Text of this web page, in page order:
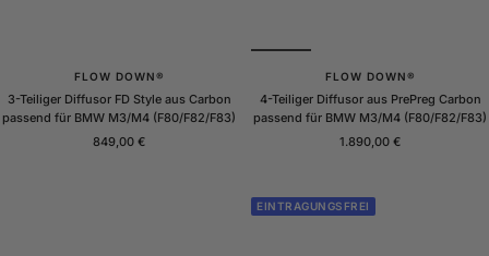
FLOW DOWN®
3-Teiliger Diffusor FD Style aus Carbon
passend für BMW M3/M4 (F80/F82/F83)
Angebotspreis
849,00 €
FLOW DOWN®
4-Teiliger Diffusor aus PrePreg Carbon
passend für BMW M3/M4 (F80/F82/F83)
Angebotspreis
1.890,00 €
EINTRAGUNGSFREI